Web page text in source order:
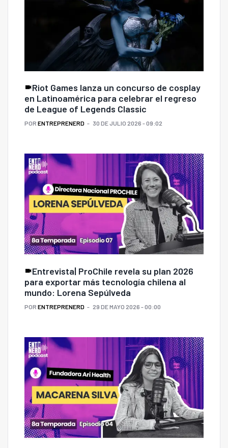
Riot Games lanza un concurso de cosplay
en Latinoamérica para celebrar el regreso
de League of Legends Classic
POR ENTREPRENERD 30 DE JULIO 2026 - 09:02
Entrevista| ProChile revela su plan 2026
para exportar más tecnología chilena al
mundo: Lorena Sepúlveda
POR ENTREPRENERD 29 DE MAYO 2026 - 00:00